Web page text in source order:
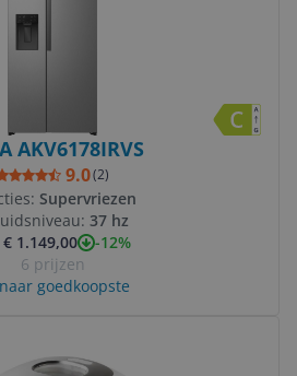
AKV6178IRVS
9.0(2)
Supervriezen
37 hz
1.149,00
-12%
6 prijzen
goedkoopste